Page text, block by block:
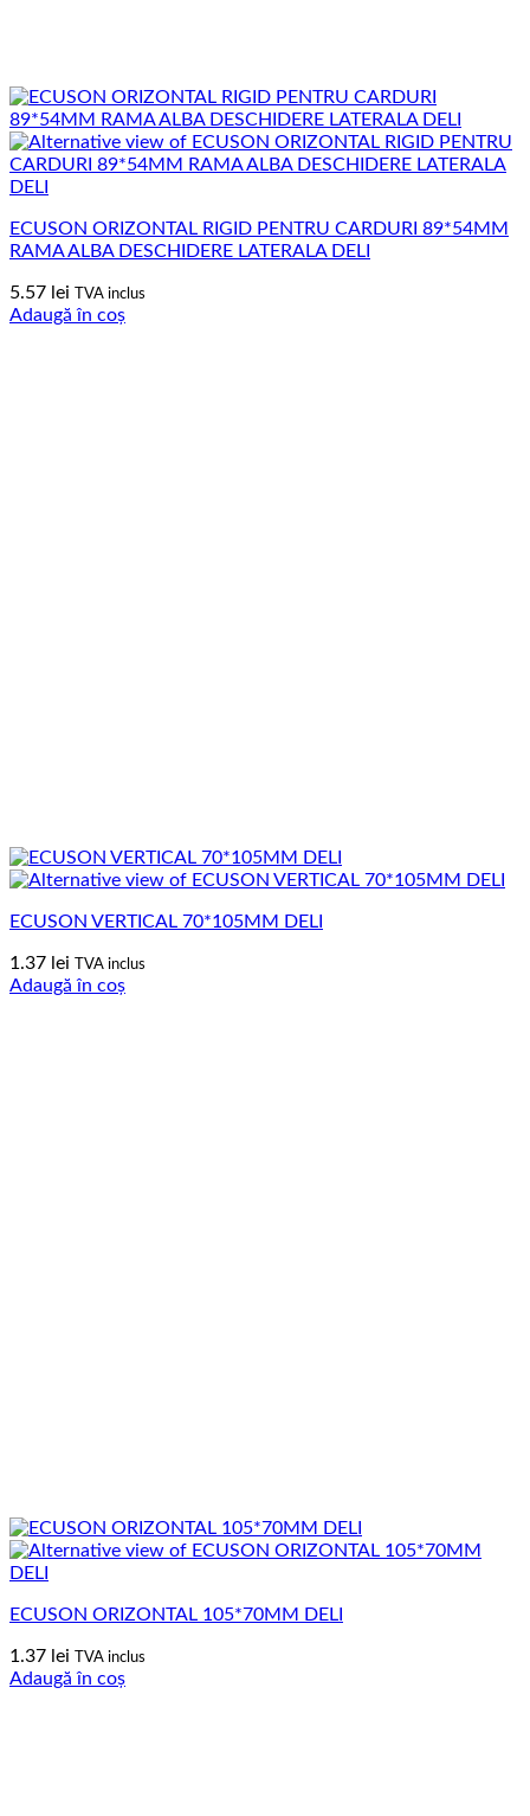
ECUSON ORIZONTAL RIGID PENTRU CARDURI 89*54MM
RAMA ALBA DESCHIDERE LATERALA DELI
5.57 lei TVA inclus
Adaugă în coș
ECUSON VERTICAL 70*105MM DELI
1.37 lei TVA inclus
Adaugă în coș
ECUSON ORIZONTAL 105*70MM DELI
1.37 lei TVA inclus
Adaugă în coș